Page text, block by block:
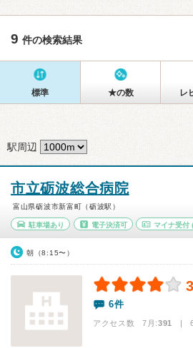
9 件の検索結果
標準 ★の数 レ
駅周辺
市立砺波総合病院
富山県砺波市新富町（砺波駅）
駐車場あり 電子決済可 マイナ受付
朝（8:15〜）
6件
アクセス数 7月:391 | 6